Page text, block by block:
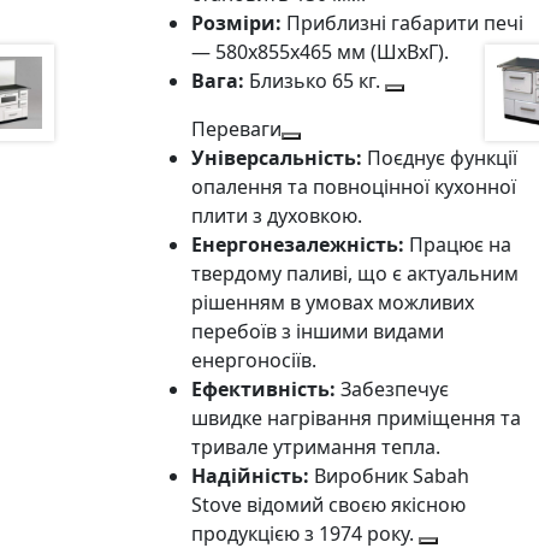
Розміри: Приблизні габарити печі
— 580x855x465 мм (ШхВхГ).
Вага: Близько 65 кг.
Переваги
Універсальність: Поєднує функції
опалення та повноцінної кухонної
плити з духовкою.
Енергонезалежність: Працює на
твердому паливі, що є актуальним
рішенням в умовах можливих
перебоїв з іншими видами
енергоносіїв.
Ефективність: Забезпечує
швидке нагрівання приміщення та
тривале утримання тепла.
Надійність: Виробник Sabah
Stove відомий своєю якісною
продукцією з 1974 року.